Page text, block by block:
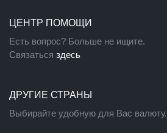
ЦЕНТР ПОМОЩИ
Есть вопрос? Больше не ищите.
Связаться здесь
ДРУГИЕ СТРАНЫ
Выбирайте удобную для Вас валюту.